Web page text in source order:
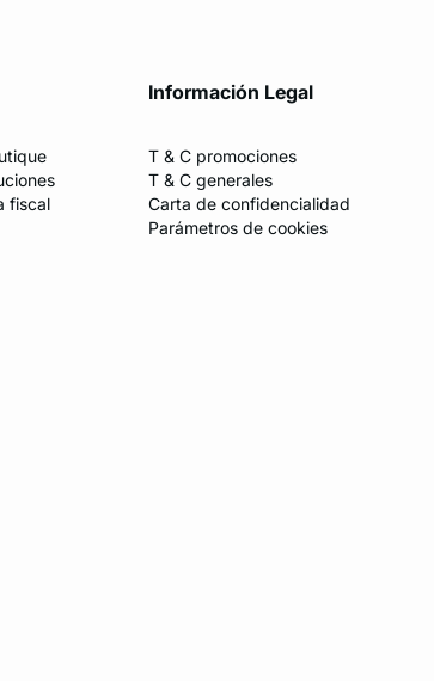
fiscal
Información Legal
T & C promociones
T & C generales
Carta de confidencialidad
Parámetros de cookies